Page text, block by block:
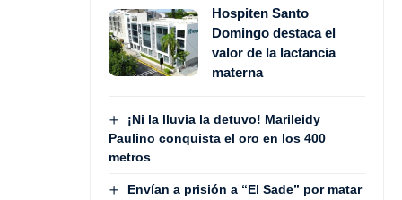
Hospiten Santo
Domingo destaca el
valor de la lactancia
materna
¡Ni la lluvia la detuvo! Marileidy
Paulino conquista el oro en los 400
metros
Envían a prisión a “El Sade” por matar